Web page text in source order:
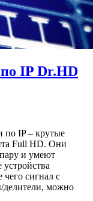
IP Dr.HD
по IP – крутые
Full HD. Они
и умеют
чего сигнал с
делители, можно